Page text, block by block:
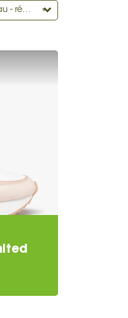
+ récent au - récent